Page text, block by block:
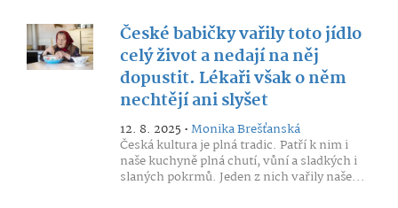
České babičky vařily toto jídlo
celý život a nedají na něj
dopustit. Lékaři však o něm
nechtějí ani slyšet
12. 8. 2025 •Monika Brešťanská
Česká kultura je plná tradic. Patří k nim i
naše kuchyně plná chutí, vůní a sladkých i
slaných pokrmů. Jeden z nich vařily naše...